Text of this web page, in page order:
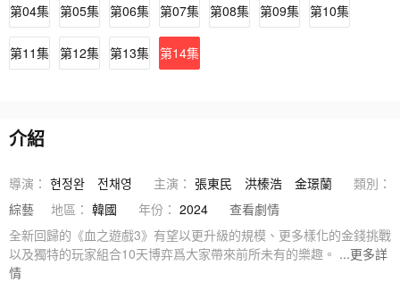
第04集 第05集 第06集 第07集 第08集 第09集 第10集
第11集 第12集 第13集 第14集
介紹
導演： 현정완 전채영 主演： 張東民 洪榛浩 金璟蘭
類別：
綜藝
地區： 韓國 年份： 2024
查看劇情
全新回歸的《血之遊戲3》有望以更升級的規模、更多樣化的金錢挑戰
以及獨特的玩家組合10天博弈爲大家帶來前所未有的樂趣。 ...更多詳
情